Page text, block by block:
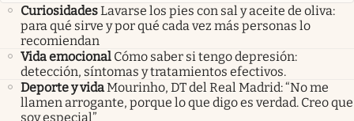
CuriosidadesLavarse los pies con sal y aceite de oliva:
para qué sirve y por qué cada vez más personas lo
recomiendan
Vida emocional Cómo saber si tengo depresión:
detección, síntomas y tratamientos efectivos.
Deporte y vidaMourinho, DT del Real Madrid: “No me
llamen arrogante, porque lo que digo es verdad. Creo que
soy especial”